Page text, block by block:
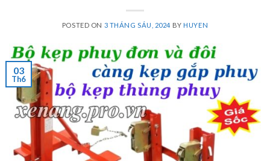
POSTED ON 3 THÁNG SÁU, 2024 BYHUYEN
03
Th6